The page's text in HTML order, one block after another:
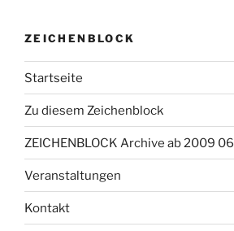
ZEICHENBLOCK
Startseite
Zu diesem Zeichenblock
ZEICHENBLOCK Archive ab 2009 06
Veranstaltungen
Kontakt